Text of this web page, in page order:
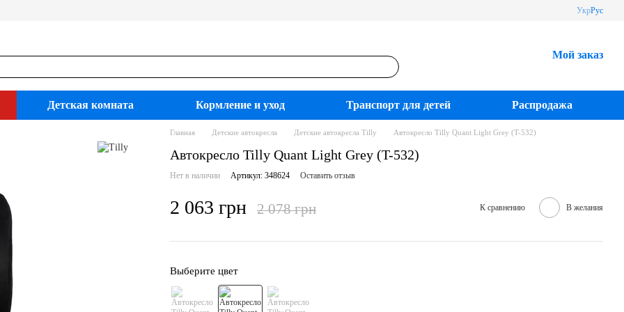
УкрРус
Мой заказ
Детская комната Кормление и уход Транспорт для детей Распродажа
Главная Детские автокресла Детские автокресла Tilly Автокресло Tilly Quant Light Grey (T-532)
Автокресло Tilly Quant Light Grey (T-532)
Нет в наличии Артикул: 348624 Оставить отзыв
2 063 грн 2 078 грн К сравнению В желания
Выберите цвет